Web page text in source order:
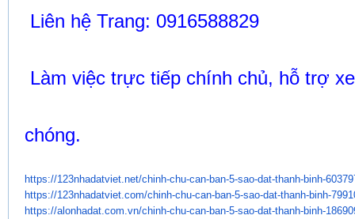
Liên hệ Trang: 0916588829
Làm việc trực tiếp chính chủ, hỗ trợ
chóng.
https://123nhadatviet.net/chinh-chu-can-ban-5-sao-dat-thanh-binh-
https://123nhadatviet.com/chinh-chu-can-ban-5-sao-dat-thanh-binh-
https://alonhadat.com.vn/chinh-chu-can-ban-5-sao-dat-thanh-binh-